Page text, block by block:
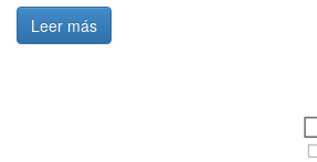
Leer más